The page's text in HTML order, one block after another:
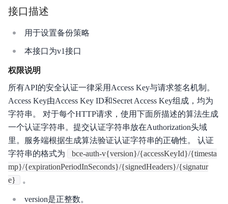
发布记录
产品介绍
关键特性
生态组件
购买指南
接口描述
用于设置备份策略
本接口为v1接口
权限说明
所有API的安全认证一律采用Access Key与请求签名机制。
Access Key由Access Key ID和Secret Access Key组成，均为
字符串。 对于每个HTTP请求，使用下面所描述的算法生成
一个认证字符串。提交认证字符串放在Authorization头域
里。服务端根据生成算法验证认证字符串的正确性。 认证
字符串的格式为
bce-auth-v{version}/{accessKeyId}/{timesta
mp}/{expirationPeriodInSeconds}/{signedHeaders}/{signatur
e}
。
version是正整数。